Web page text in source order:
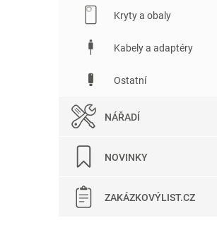
Kryty a obaly
Kabely a adaptéry
Ostatní
NÁŘADÍ
NOVINKY
ZAKÁZKOVÝLIST.CZ